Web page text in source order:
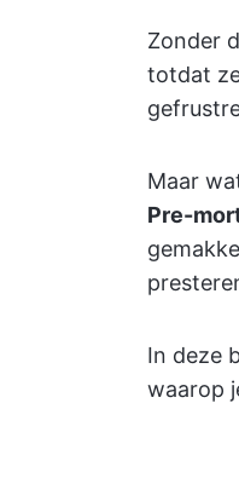
Zonder
totdat
Maar
Pre-
In deze
waarop